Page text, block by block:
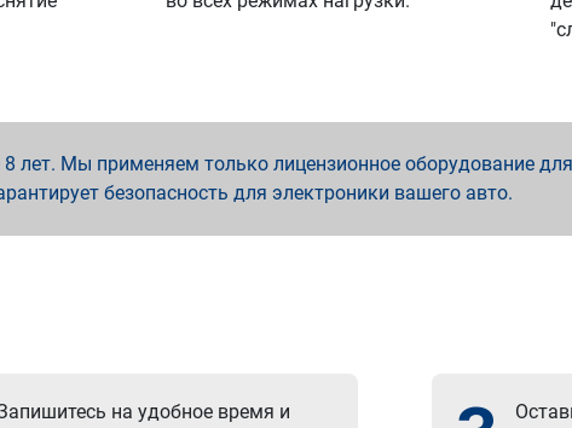
Мы применяем только лицензионное оборудование
безопасность для электроники вашего авто.
на удобное время и